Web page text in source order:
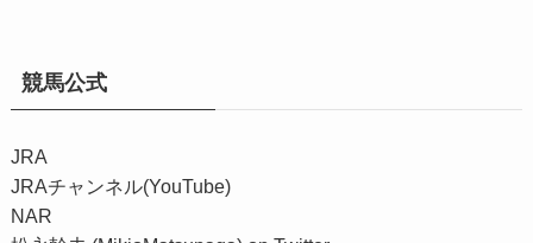
競馬公式
JRA
JRAチャンネル(YouTube)
NAR